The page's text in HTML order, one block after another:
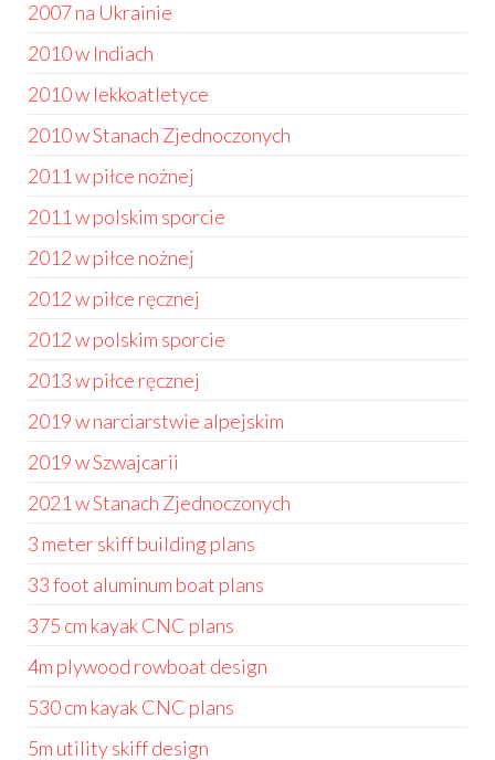
2007 na Ukrainie
2010 w Indiach
2010 w lekkoatletyce
2010 w Stanach Zjednoczonych
2011 w piłce nożnej
2011 w polskim sporcie
2012 w piłce nożnej
2012 w piłce ręcznej
2012 w polskim sporcie
2013 w piłce ręcznej
2019 w narciarstwie alpejskim
2019 w Szwajcarii
2021 w Stanach Zjednoczonych
3 meter skiff building plans
33 foot aluminum boat plans
375 cm kayak CNC plans
4m plywood rowboat design
530 cm kayak CNC plans
5m utility skiff design